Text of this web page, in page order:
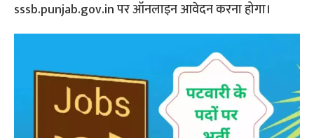
sssb.punjab.gov.in पर ऑनलाइन आवेदन करना होगा।